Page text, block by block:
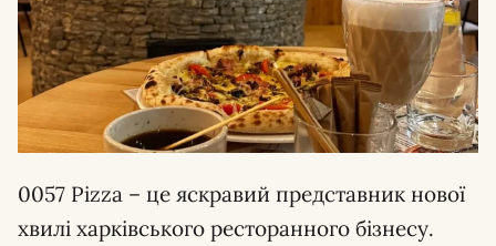
0057 Pizza – це яскравий представник нової
хвилі харківського ресторанного бізнесу.